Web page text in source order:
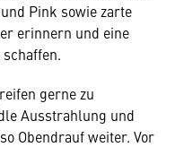
Pink sowie zarte
erinnern und eine
gerne zu
Ausstrahlung und
Obendrauf weiter. Vor